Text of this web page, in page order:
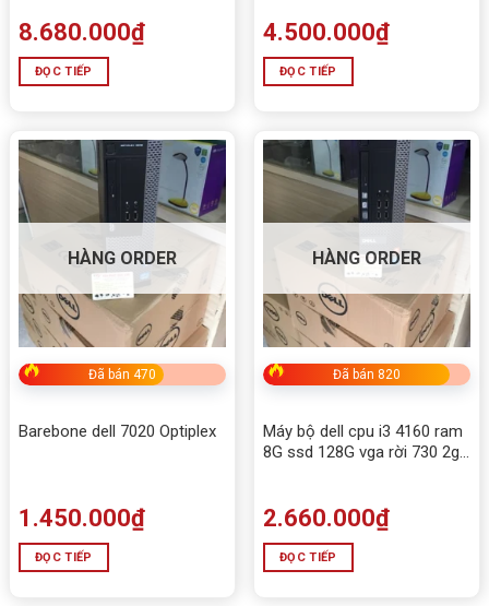
8.680.000₫
ĐỌC TIẾP
4.500.000₫
ĐỌC TIẾP
HÀNG ORDER
Đã bán 470
Barebone dell 7020 Optiplex
1.450.000₫
ĐỌC TIẾP
HÀNG ORDER
Đã bán 820
Máy bộ dell cpu i3 4160 ram
8G ssd 128G vga rời 730 2g
2.660.000₫
ĐỌC TIẾP